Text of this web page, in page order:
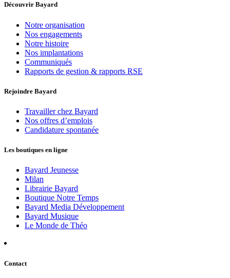
Découvrir Bayard
Notre organisation
Nos engagements
Notre histoire
Nos implantations
Communiqués
Rapports de gestion & rapports RSE
Rejoindre Bayard
Travailler chez Bayard
Nos offres d’emplois
Candidature spontanée
Les boutiques en ligne
Bayard Jeunesse
Milan
Librairie Bayard
Boutique Notre Temps
Bayard Media Développement
Bayard Musique
Le Monde de Théo
Contact